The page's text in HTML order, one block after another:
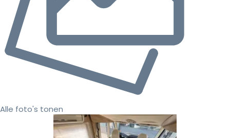
Alle foto's tonen